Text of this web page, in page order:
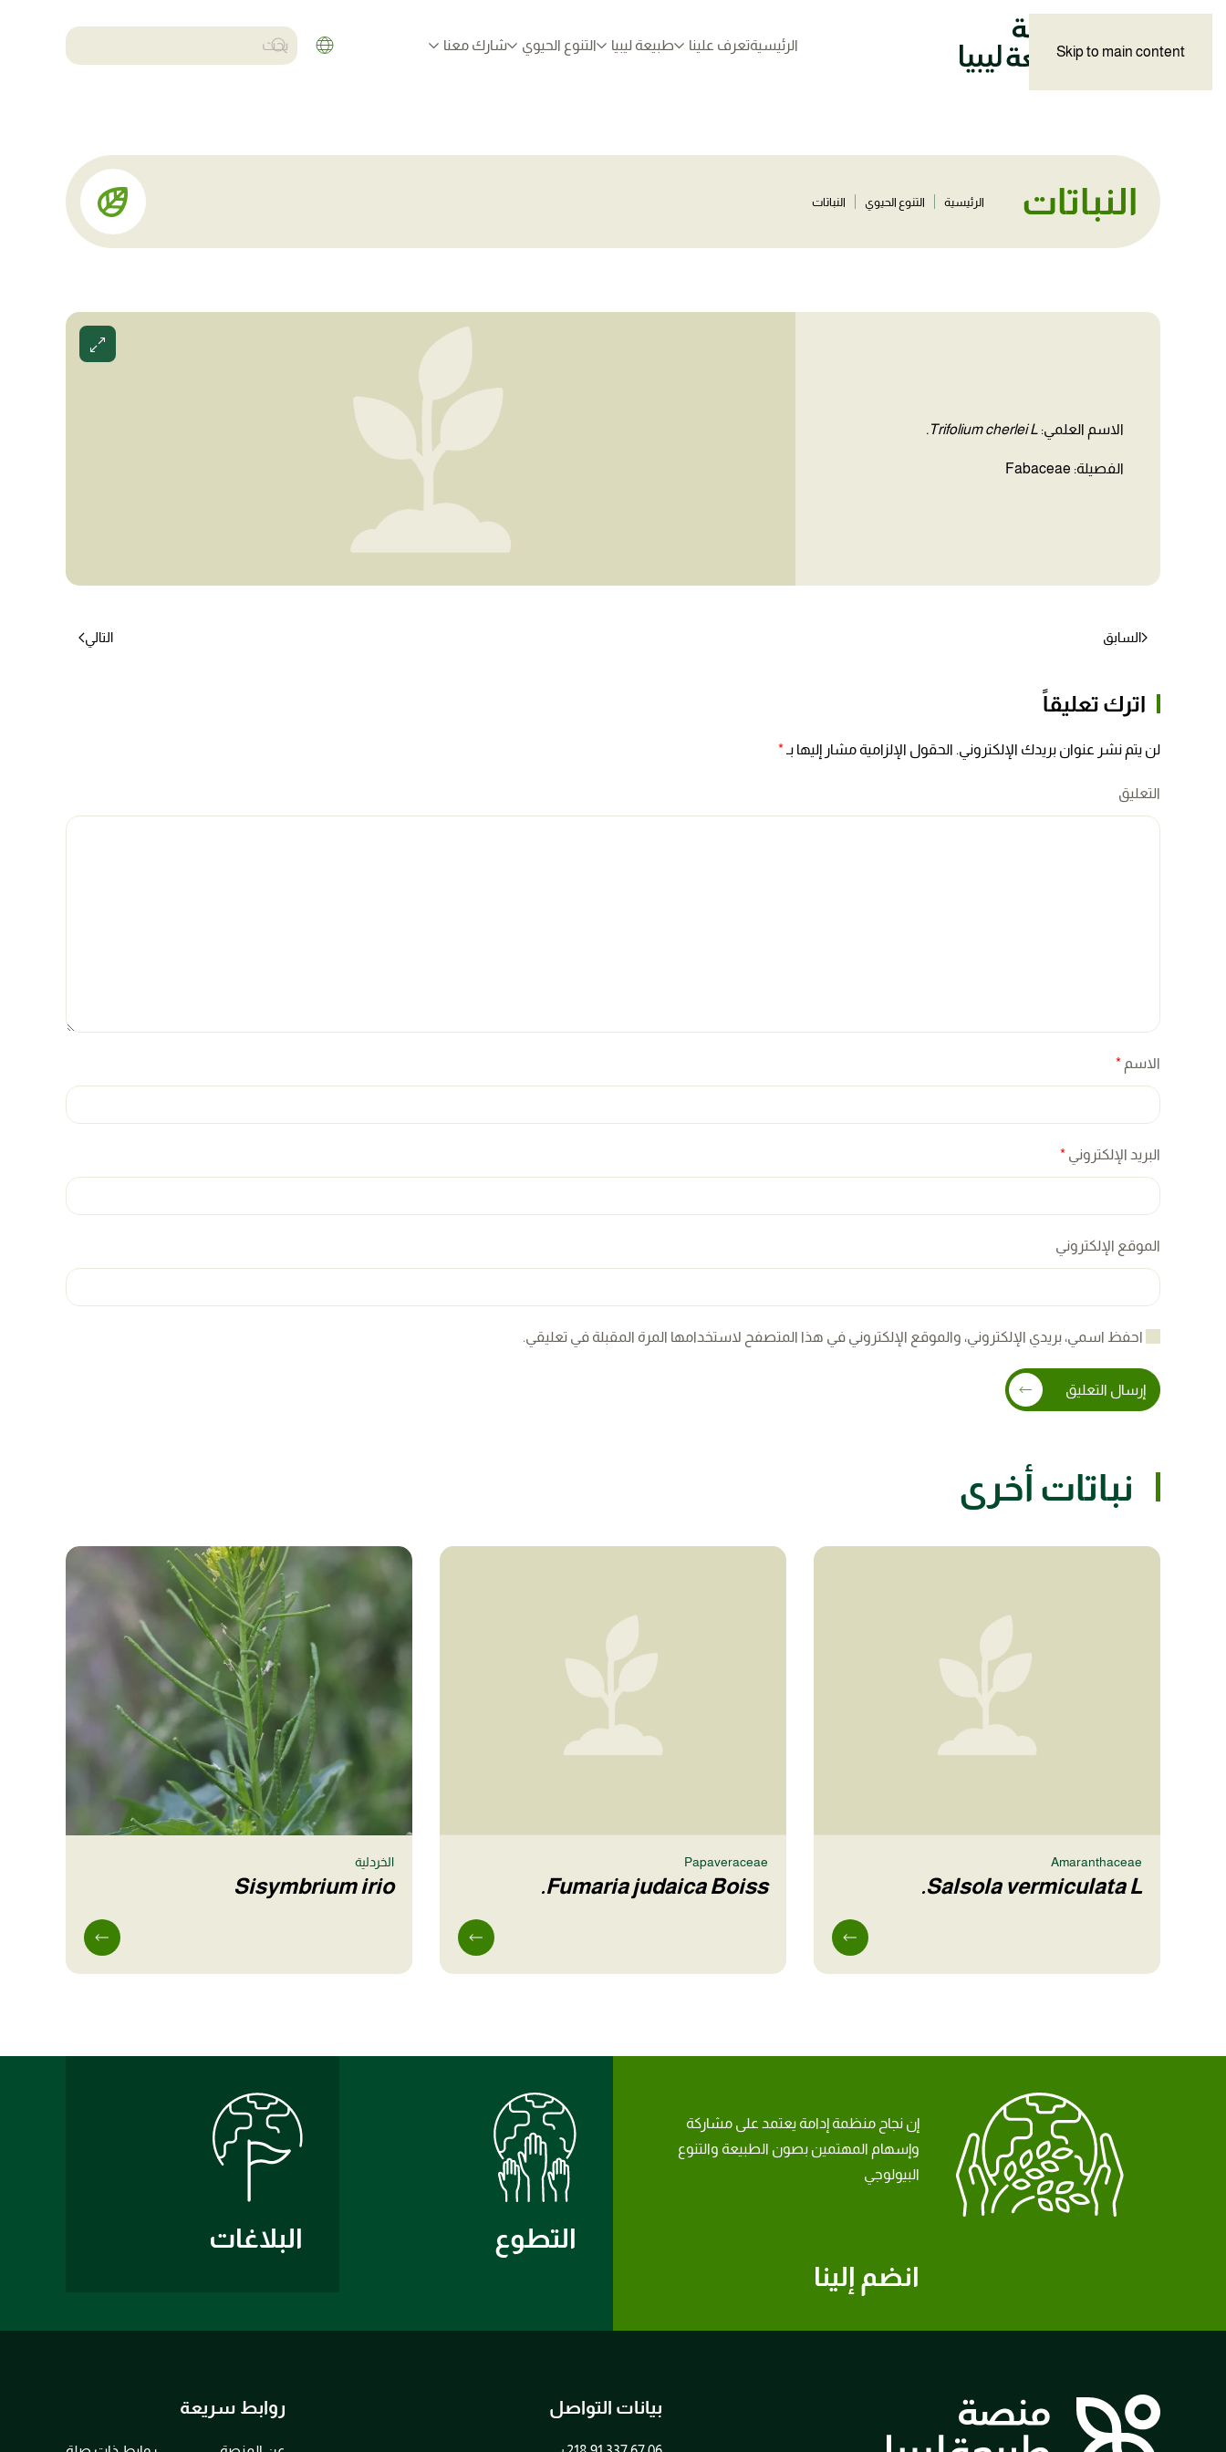
Skip to main content الرئيسيةتعرف علينا طبيعة ليبيا التنوع الحيوي شارك معنا
النباتات الرئيسية التنوع الحيوي النباتات
الاسم العلمي: Trifolium cherlei L.
الفصيلة: Fabaceae
السابق التالي
اترك تعليقاً
لن يتم نشر عنوان بريدك الإلكتروني. الحقول الإلزامية مشار إليها بـ*
التعليق
الاسم *
البريد الإلكتروني *
الموقع الإلكتروني
احفظ اسمي، بريدي الإلكتروني، والموقع الإلكتروني في هذا المتصفح لاستخدامها المرة المقبلة في تعليقي.
إرسال التعليق
نباتات أخرى
Amaranthaceae
Salsola vermiculata L.
Papaveraceae
Fumaria judaica Boiss.
الخردلية
Sisymbrium irio
انضم إلينا
إن نجاح منظمة إدامة يعتمد على مشاركة
وإسهام المهتمين بصون الطبيعة والتنوع
البيولوجي
التطوع البلاغات
بيانات التواصل روابط سريعة